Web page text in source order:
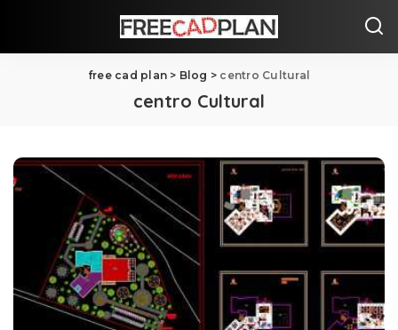
free cad plan > Blog > centro Cultural
centro Cultural